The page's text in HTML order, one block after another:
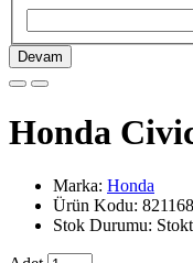
Devam
Honda
Marka: Honda
Ürün Kodu: 821168
Stok Durumu: